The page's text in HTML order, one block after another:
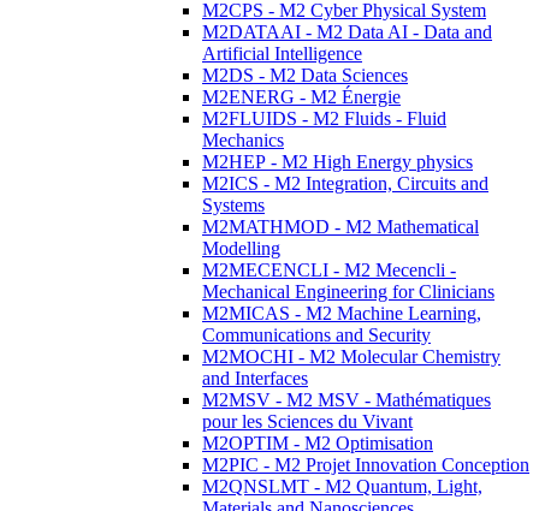
M2CPS - M2 Cyber Physical System
M2DATAAI - M2 Data AI - Data and
Artificial Intelligence
M2DS - M2 Data Sciences
M2ENERG - M2 Énergie
M2FLUIDS - M2 Fluids - Fluid
Mechanics
M2HEP - M2 High Energy physics
M2ICS - M2 Integration, Circuits and
Systems
M2MATHMOD - M2 Mathematical
Modelling
M2MECENCLI - M2 Mecencli -
Mechanical Engineering for Clinicians
M2MICAS - M2 Machine Learning,
Communications and Security
M2MOCHI - M2 Molecular Chemistry
and Interfaces
M2MSV - M2 MSV - Mathématiques
pour les Sciences du Vivant
M2OPTIM - M2 Optimisation
M2PIC - M2 Projet Innovation Conception
M2QNSLMT - M2 Quantum, Light,